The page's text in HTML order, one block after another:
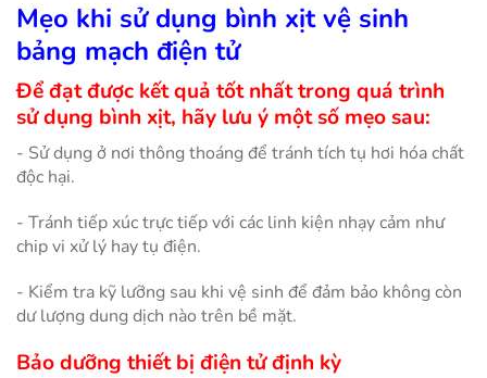
Mẹo khi sử dụng bình xịt vệ sinh
bảng mạch điện tử
Để đạt được kết quả tốt nhất trong quá trình
sử dụng bình xịt, hãy lưu ý một số mẹo sau:
- Sử dụng ở nơi thông thoáng để tránh tích tụ hơi hóa chất
độc hại.
- Tránh tiếp xúc trực tiếp với các linh kiện nhạy cảm như
chip vi xử lý hay tụ điện.
- Kiểm tra kỹ lưỡng sau khi vệ sinh để đảm bảo không còn
dư lượng dung dịch nào trên bề mặt.
Bảo dưỡng thiết bị điện tử định kỳ